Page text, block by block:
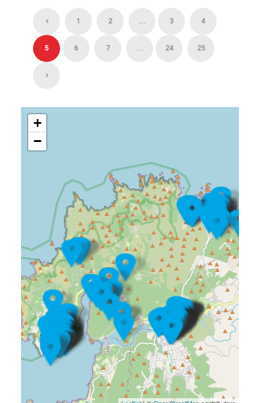
1 2 ... 3 4
5 6 7 ... 24 25
+
−